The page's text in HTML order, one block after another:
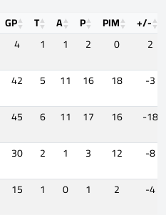
GP T A P PIM
+/-
4 1 1 2 0
2
42 5 11 16 18
-3
45 6 11 17 16
-18
30 2 1 3 12
-8
15 1 0 1 2
-4